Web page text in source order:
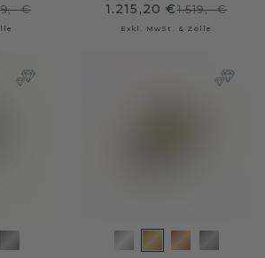
€ 1.215,20 €1.519,- €
Exkl. MwSt. & Zölle